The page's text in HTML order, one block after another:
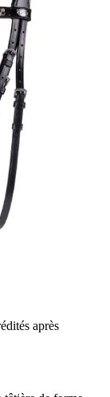
après